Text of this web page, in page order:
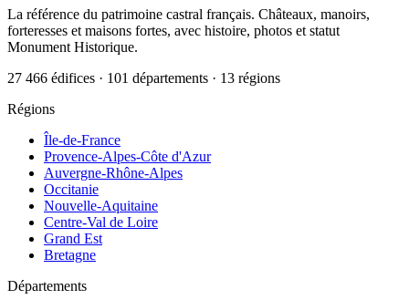
La référence du patrimoine castral français. Châteaux, manoirs,
forteresses et maisons fortes, avec histoire, photos et statut
Monument Historique.
27 466 édifices · 101 départements · 13 régions
Régions
Île-de-France
Provence-Alpes-Côte d'Azur
Auvergne-Rhône-Alpes
Occitanie
Nouvelle-Aquitaine
Centre-Val de Loire
Grand Est
Bretagne
Départements